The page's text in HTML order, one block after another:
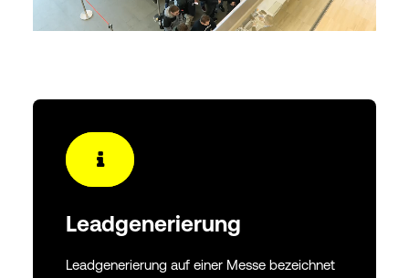
Leadgenerierung
Leadgenerierung auf einer Messe bezeichnet